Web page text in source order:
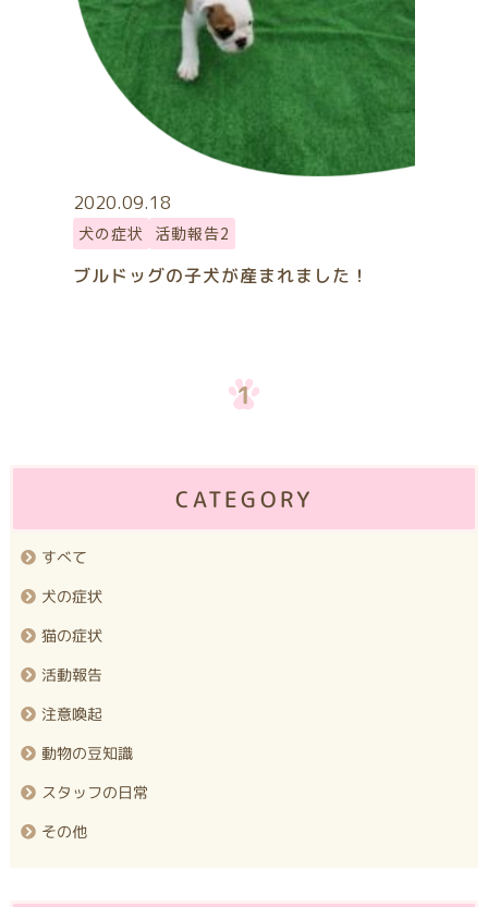
2020.09.18
犬の症状 活動報告2
ブルドッグの子犬が産まれました！
1
CATEGORY
すべて
犬の症状
猫の症状
活動報告
注意喚起
動物の豆知識
スタッフの日常
その他